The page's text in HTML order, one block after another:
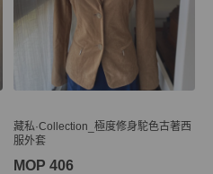
藏私·Collection_極度修身駝色古著西
服外套
MOP 406